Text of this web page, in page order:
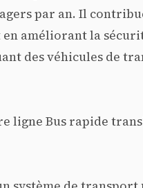
par an. Il
en améliorant la
des véhicules de
ligne Bus rapide